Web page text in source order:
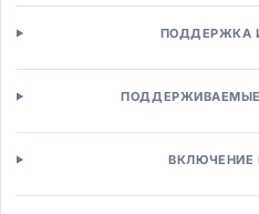
Автоматизация продаж (SFA)
Конфигуратор-цена-
Email/SMS маркетинг
Управление кампаниями
ПОДДЕРЖКА
ВКЛЮЧЕНИЕ